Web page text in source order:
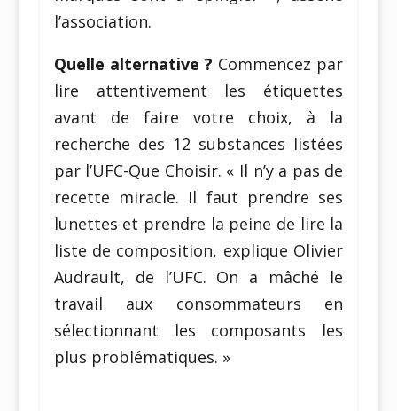
l’association.
Quelle alternative ? Commencez par
lire attentivement les étiquettes
avant de faire votre choix, à la
recherche des 12 substances listées
par l’UFC-Que Choisir. « Il n’y a pas de
recette miracle. Il faut prendre ses
lunettes et prendre la peine de lire la
liste de composition, explique Olivier
Audrault, de l’UFC. On a mâché le
travail aux consommateurs en
sélectionnant les composants les
plus problématiques. »